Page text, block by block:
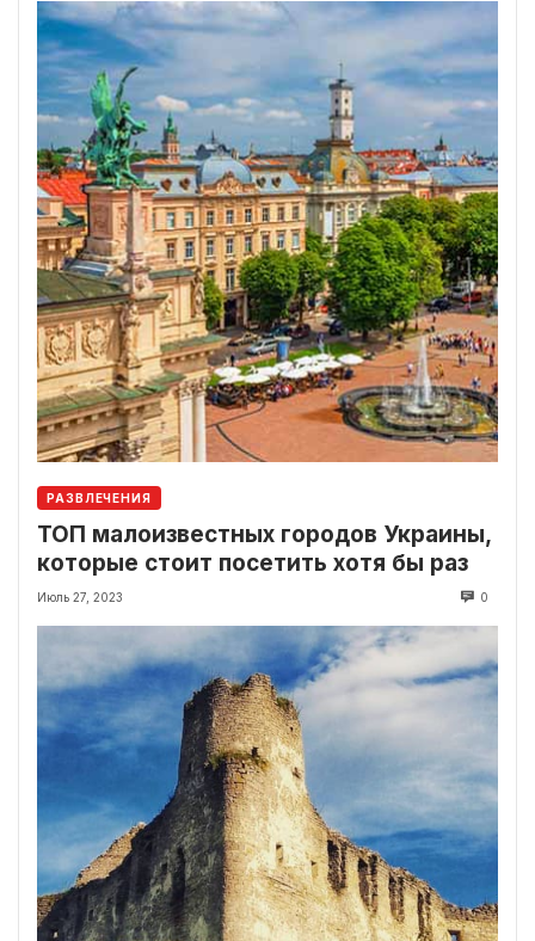
РАЗВЛЕЧЕНИЯ
ТОП малоизвестных городов Украины,
которые стоит посетить хотя бы раз
Июль 27, 2023 0